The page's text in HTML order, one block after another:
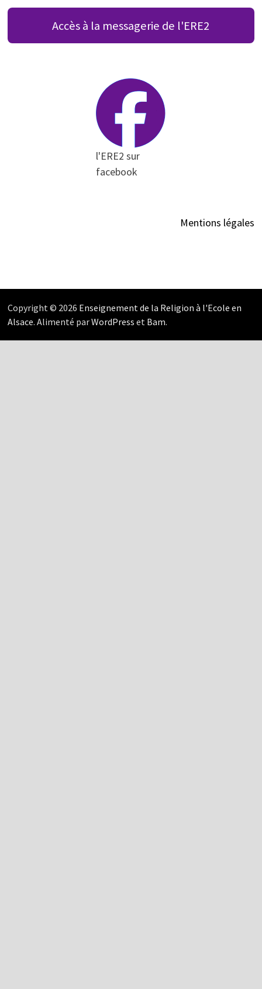
Accès à la messagerie de l'ERE2
l'ERE2 sur
facebook
Mentions légales
Copyright © 2026 Enseignement de la Religion à l'Ecole en
Alsace. Alimenté parWordPress et Bam.